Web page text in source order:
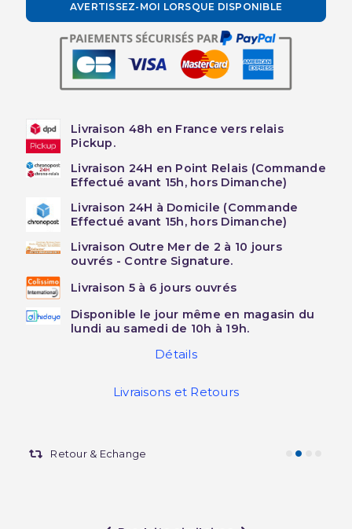
AVERTISSEZ-MOI LORSQUE DISPONIBLE
Livraison 48h en France vers relais
Pickup.
Livraison 24H en Point Relais (Commande
Effectué avant 15h, hors Dimanche)
Livraison 24H à Domicile (Commande
Effectué avant 15h, hors Dimanche)
Livraison Outre Mer de 2 à 10 jours
ouvrés - Contre Signature.
Livraison 5 à 6 jours ouvrés
Disponible le jour même en magasin du
lundi au samedi de 10h à 19h.
Détails
Livraisons et Retours
Retour & Echange